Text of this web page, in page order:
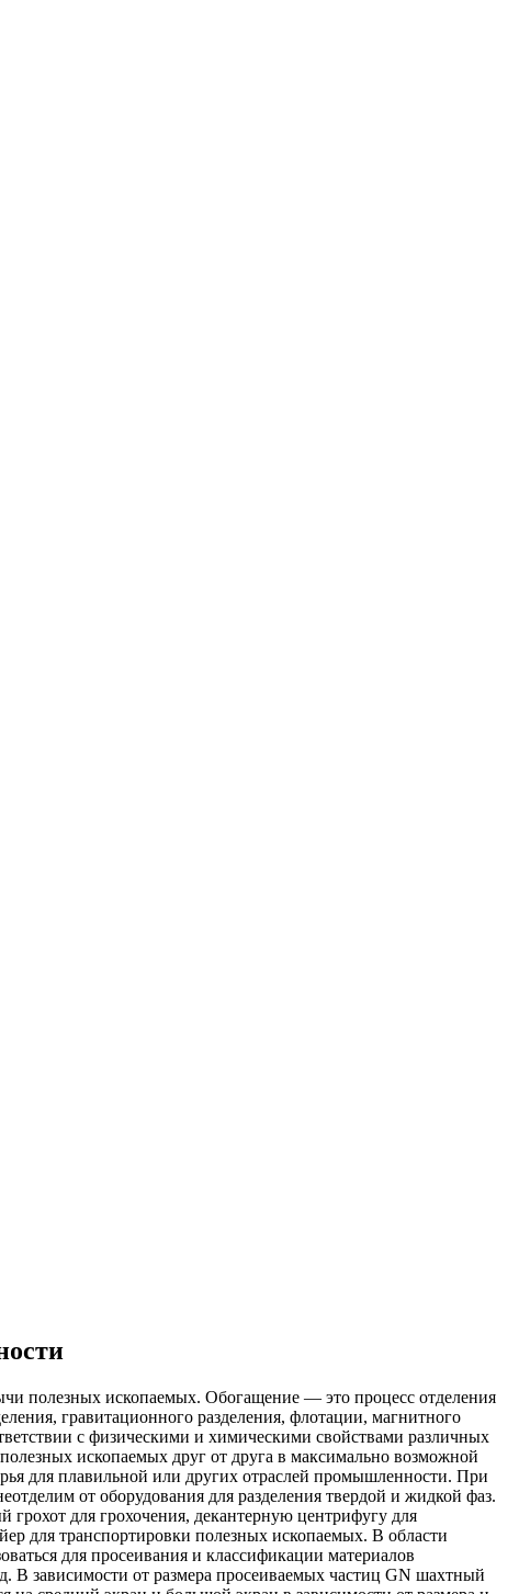
полезных ископаемых. Обогащение — это процесс отделения
гравитационного разделения, флотации, магнитного
с физическими и химическими свойствами различных
ископаемых друг от друга в максимально возможной
для плавильной или других отраслей промышленности. При
от оборудования для разделения твердой и жидкой фаз.
для грохочения, декантерную центрифугу для
для транспортировки полезных ископаемых. В области
для просеивания и классификации материалов
В зависимости от размера просеиваемых частиц GN шахтный